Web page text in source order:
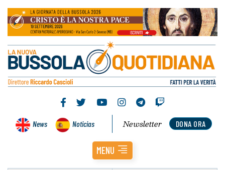
News Noticias DONA ORA
Newsletter
MENU